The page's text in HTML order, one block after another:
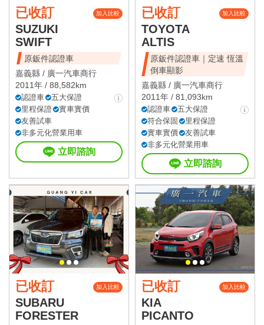
已收訂 加入比較
SUZUKI
SWIFT
原鈑件認證車
嘉義縣 / 廣一汽車商行
2011年 / 88,582km
認證車
五大保證
里程保證
實車實價
友善試車
非多元化營業用車
立即諮詢
已收訂 加入比較
TOYOTA
ALTIS
原鈑件認證車｜定速 恆溫
倒車顯影
嘉義縣 / 廣一汽車商行
2011年 / 81,093km
認證車
五大保證
符合保固
里程保證
實車實價
友善試車
非多元化營業用車
立即諮詢
已收訂 加入比較
SUBARU
FORESTER
已收訂 加入比較
KIA
PICANTO